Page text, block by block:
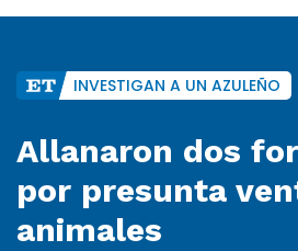
INVESTIGAN A UN AZULEÑO
Allanaron dos
por presunta
animales